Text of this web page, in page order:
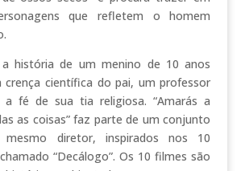
que refletem o homem
história de um menino de 10 anos
crença científica do pai, um professor
a fé de sua tia religiosa. “Amarás a
as coisas” faz parte de um conjunto
diretor, inspirados nos 10
“Decálogo”. Os 10 filmes são